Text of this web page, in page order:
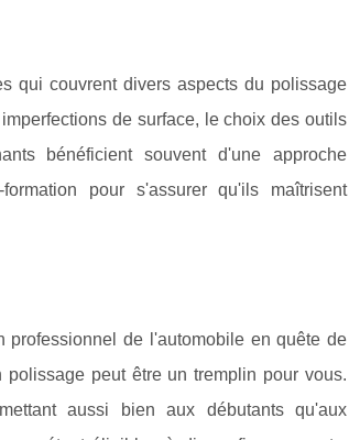
qui couvrent divers aspects du polissage
de surface, le choix des outils
bénéficient souvent d'une approche
pour s'assurer qu'ils maîtrisent
professionnel de l'automobile en quête de
peut être un tremplin pour vous.
aussi bien aux débutants qu'aux